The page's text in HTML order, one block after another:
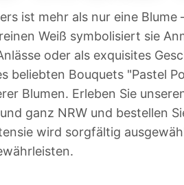
ist mehr als nur eine Blume
Weiß symbolisiert sie
oder als exquisites
beliebten Bouquets "Pastel
Blumen. Erleben Sie
ganz NRW und bestellen
wird sorgfältig